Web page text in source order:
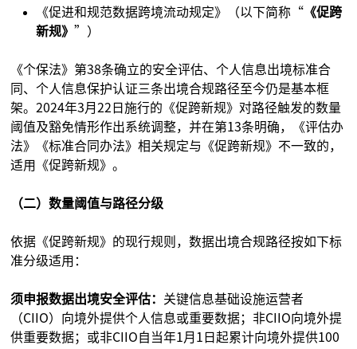
《促进和规范数据跨境流动规定》（以下简称“ 《促跨
新规》”）
《个保法》第38条确立的安全评估、个人信息出境标准合
同、个人信息保护认证三条出境合规路径至今仍是基本框
架。2024年3月22日施行的《促跨新规》对路径触发的数量
阈值及豁免情形作出系统调整，并在第13条明确，《评估办
法》《标准合同办法》相关规定与《促跨新规》不一致的，
适用《促跨新规》。
（二）数量阈值与路径分级
依据《促跨新规》的现行规则，数据出境合规路径按如下标
准分级适用：
须申报数据出境安全评估： 关键信息基础设施运营者
（CIIO）向境外提供个人信息或重要数据；非CIIO向境外提
供重要数据；或非CIIO自当年1月1日起累计向境外提供100